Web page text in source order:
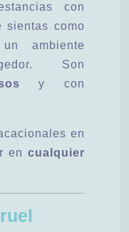
con
sientas como
ambiente
Son
y con
en
en cualquier